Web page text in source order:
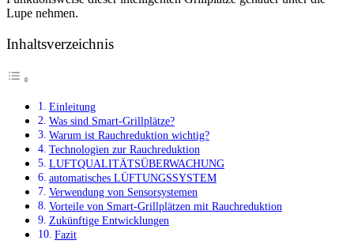
Lupe nehmen.
Inhaltsverzeichnis
Einleitung
Was sind Smart-Grillplätze?
Warum ist Rauchreduktion wichtig?
Technologien zur Rauchreduktion
LUFTQUALITÄTSÜBERWACHUNG
automatisches LÜFTUNGSSYSTEM
Verwendung von Sensorsystemen
Vorteile von Smart-Grillplätzen mit Rauchreduktion
Zukünftige Entwicklungen
Fazit